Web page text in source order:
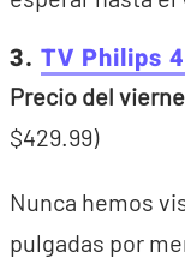
3. TV Philips
Precio del
$429.99)
Nunca hemos
pulgadas por